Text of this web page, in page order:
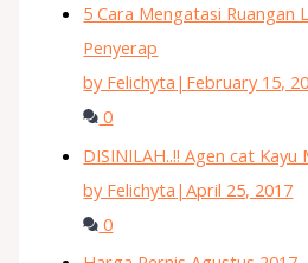
5 Cara Mengatasi Ruangan
Penyerap
by Felichyta | February 15,
0
DISINILAH..!! Agen cat
by Felichyta |April 25, 2017
0